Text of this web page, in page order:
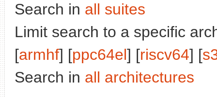
Search in all suites
Limit search to a specific
[armhf] [ppc64el] [riscv64] [
Search in all architectures